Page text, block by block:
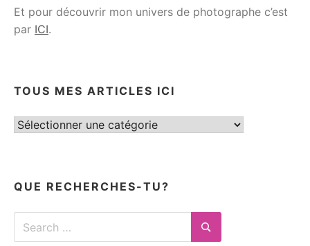
Et pour découvrir mon univers de photographe c’est
par ICI.
TOUS MES ARTICLES ICI
Tous
QUE RECHERCHES-TU?
Search
for:
Search